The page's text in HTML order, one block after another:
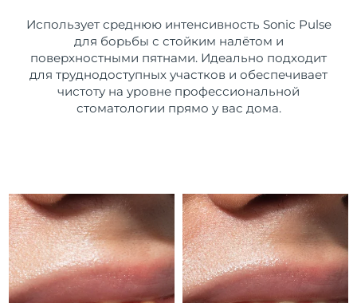
Использует среднюю интенсивность Sonic Pulse
для борьбы с стойким налётом и
поверхностными пятнами. Идеально подходит
для труднодоступных участков и обеспечивает
чистоту на уровне профессиональной
стоматологии прямо у вас дома.
Катар
8/10/26
Реюньон
Ожидаемая дата доставки
8/14/26
Румыния
Ожидаемая дата доставки
Саудовская Аравия
Ожидаемая дата доставки
8/10/26
Сингапур
Ожидаемая дата доставки
8/11/26
Ожидаемая дата доставки